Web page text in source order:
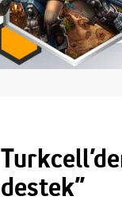
destek”